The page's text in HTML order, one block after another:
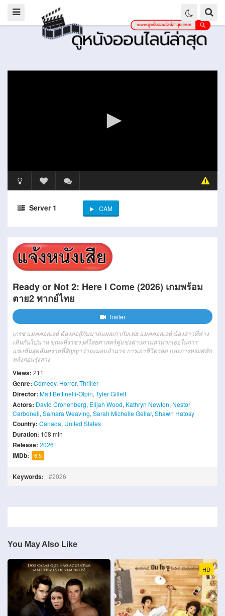
Server 1 CAM
Ready or Not 2: Here I Come (2026) เกมพร้อม
ตาย2 พากย์ไทย
Trailer
เกรซ แมคคอลเลย์ ต้องต่อสู้กับบาดแผลเก่ากับเฟธ แมคคอลเลย์ น้องสาวที่ห่าง
เหินกันไปนาน ขณะที่ราชวงศ์ไสยศาสตร์คู่แข่งต่างตามล่าพวกเธอในการ
แข่งขันสุดอันตรายที่สัญญาว่าจะมอบอำนาจ การเอาชีวิตรอด และการทรยศหัก
หลังก่อนรุ่งสาง
Views: 211
Genre: Comedy, Horror, Thriller
Director: Matt Bettinelli-Olpin, Tyler Gillett
Actors: David Cronenberg, Elijah Wood, Kathryn Newton, Nestor
Carbonell, Samara Weaving, Sarah Michelle Gellar, Shawn Hatosy
Country: Canada, United States
Duration: 108 min
Release: 2026
IMDb: 6.5
Keywords: 2026
You May Also Like
HD